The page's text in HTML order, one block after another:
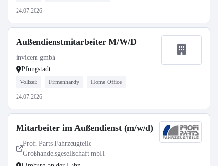
24.07.2026
Außendienstmitarbeiter M/W/D
invicem gmbh
Pfungstadt
Vollzeit Firmenhandy Home-Office
24.07.2026
Mitarbeiter im Außendienst (m/w/d)
Profi Parts Fahrzeugteile
Großhandelsgesellschaft mbH